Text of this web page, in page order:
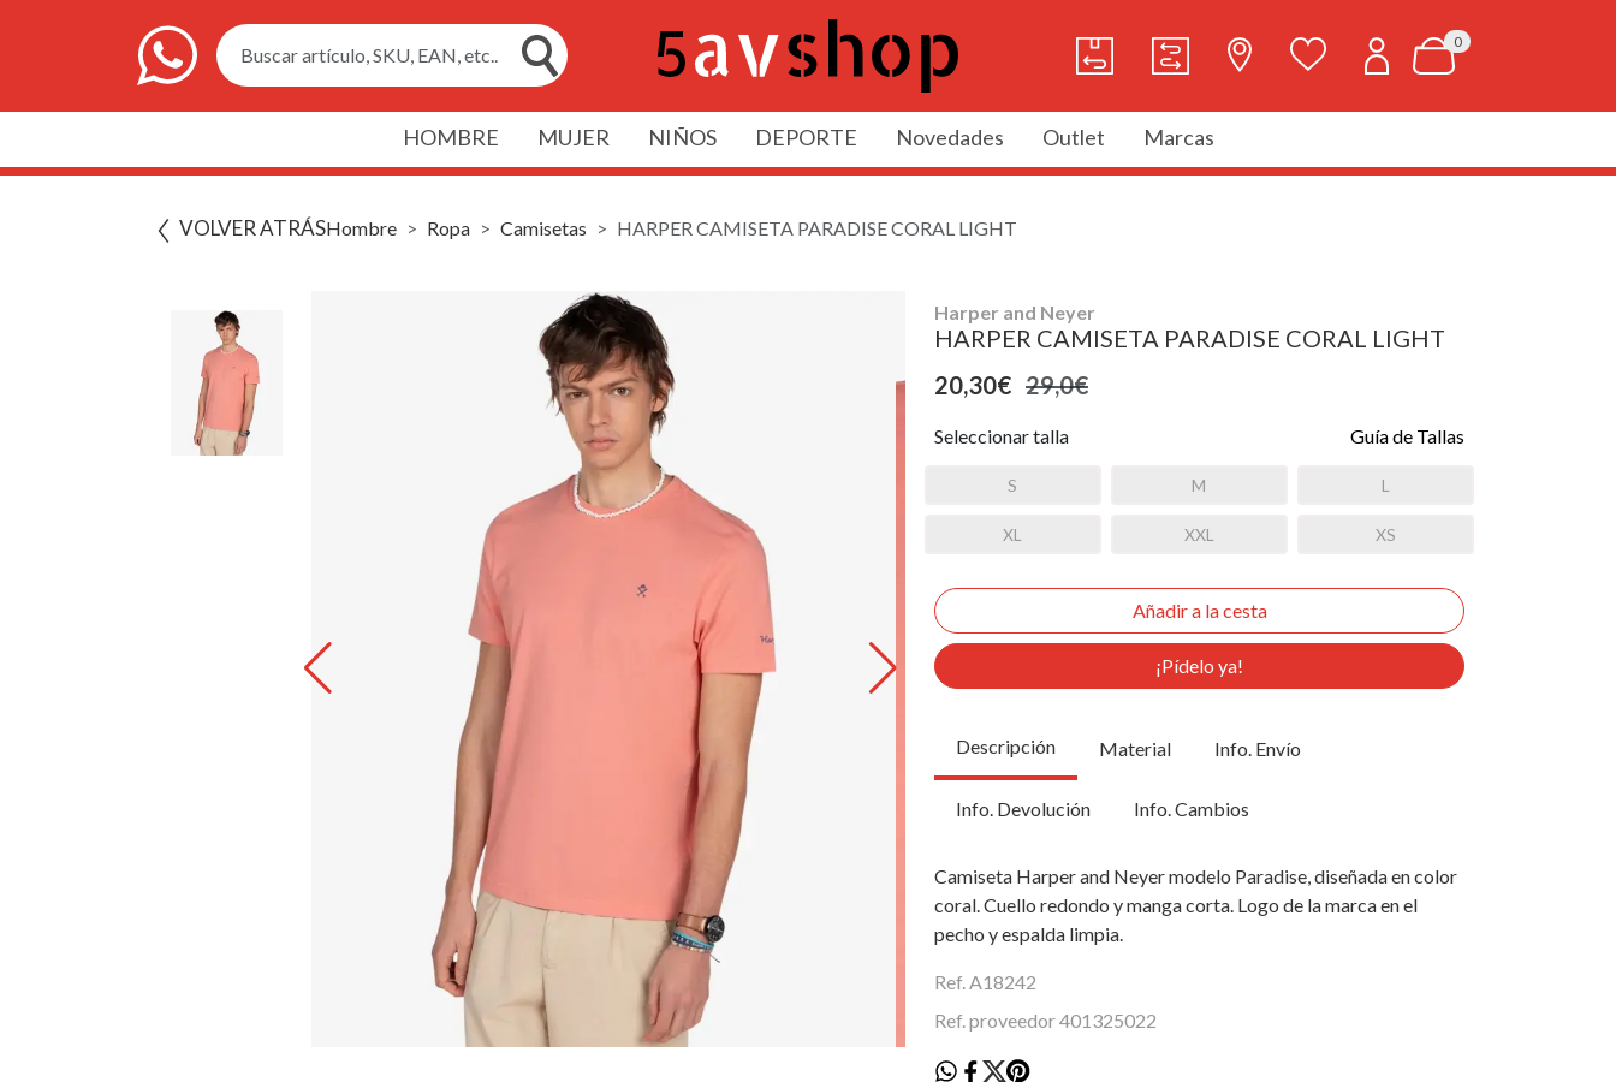
Buscar artículo, SKU, EAN, etc..
0
HOMBRE MUJER NIÑOS DEPORTE Novedades Outlet Marcas
VOLVER ATRÁSHombre Ropa Camisetas HARPER CAMISETA PARADISE CORAL LIGHT
Harper and Neyer
HARPER CAMISETA PARADISE CORAL LIGHT
20,30€ 29,0€
Seleccionar talla Guía de Tallas
S M L
XL XXL XS
¡Pídelo ya!
Descripción Material Info. Envío
Info. Devolución Info. Cambios
Camiseta Harper and Neyer modelo Paradise, diseñada en color
coral. Cuello redondo y manga corta. Logo de la marca en el
pecho y espalda limpia.
Ref. A18242
Ref. proveedor 401325022